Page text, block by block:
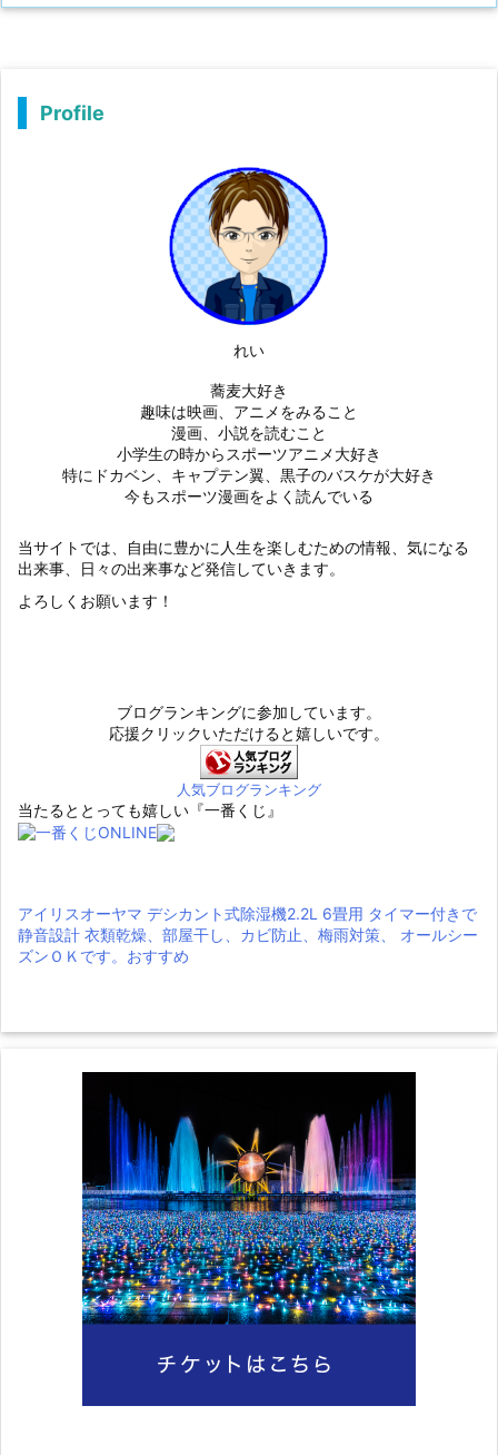
Profile
れい
蕎麦大好き
趣味は映画、アニメをみること
漫画、小説を読むこと
小学生の時からスポーツアニメ大好き
特にドカベン、キャプテン翼、黒子のバスケが大好き
今もスポーツ漫画をよく読んでいる
当サイトでは、自由に豊かに人生を楽しむための情報、気になる
出来事、日々の出来事など発信していきます。
よろしくお願います！
ブログランキングに参加しています。
応援クリックいただけると嬉しいです。
人気ブログランキング
当たるととっても嬉しい『一番くじ』
アイリスオーヤマ デシカント式除湿機2.2L 6畳用 タイマー付きで
静音設計 衣類乾燥、部屋干し、カビ防止、梅雨対策、 オールシー
ズンＯＫです。おすすめ